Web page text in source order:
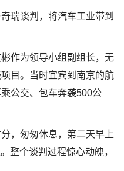
瑞谈判，将汽车工业带到
作为领导小组副组长，无
目。当时宜宾到南京的航
公交、包车奔袭500公
，匆匆休息，第二天早上
整个谈判过程惊心动魄，